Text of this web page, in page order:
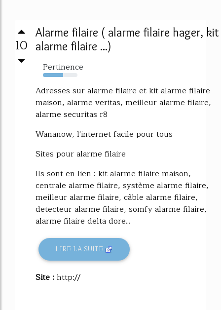
10
Alarme filaire ( alarme filaire hager, kit
alarme filaire ...)
Pertinence
59%
Adresses sur alarme filaire et kit alarme filaire
maison, alarme veritas, meilleur alarme filaire,
alarme securitas r8
Wananow, l'internet facile pour tous
Sites pour alarme filaire
Ils sont en lien : kit alarme filaire maison,
centrale alarme filaire, système alarme filaire,
meilleur alarme filaire, câble alarme filaire,
detecteur alarme filaire, somfy alarme filaire,
alarme filaire delta dore...
LIRE LA SUITE
Site :http://